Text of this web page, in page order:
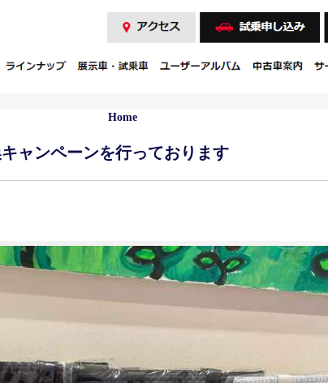
Home
ャンペーンを行っております